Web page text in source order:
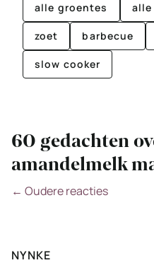
alle groentes
zoet barbecue
slow cooker
60 gedachten
amandelmelk
Reactie
← Oudere reacties
NYNKE